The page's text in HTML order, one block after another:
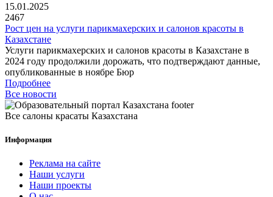
15.01.2025
2467
Рост цен на услуги парикмахерских и салонов красоты в
Казахстане
Услуги парикмахерских и салонов красоты в Казахстане в
2024 году продолжили дорожать, что подтверждают данные,
опубликованные в ноябре Бюр
Подробнее
Все новости
Все салоны красаты Казахстана
Информация
Реклама на сайте
Наши услуги
Наши проекты